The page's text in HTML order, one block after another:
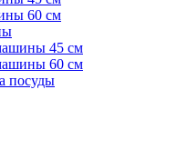
60 см
45 см
60 см
посуды